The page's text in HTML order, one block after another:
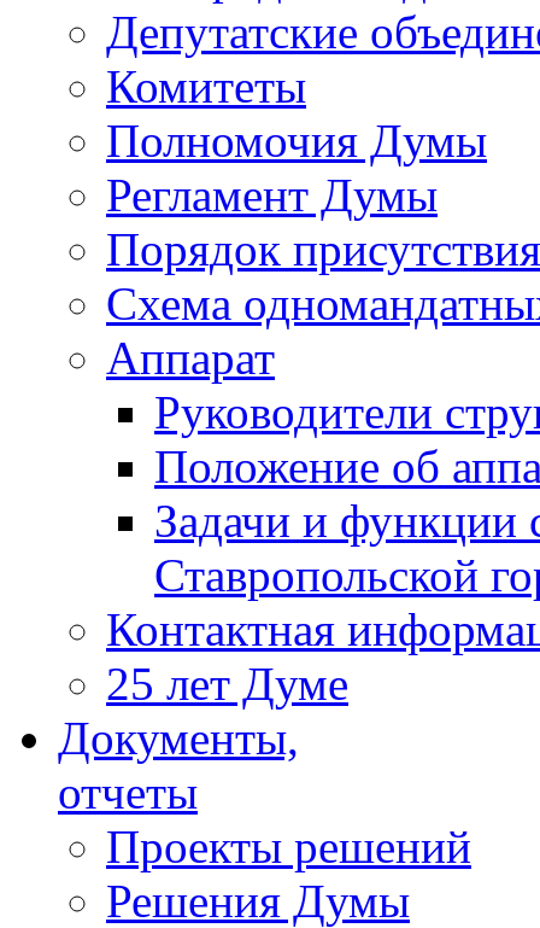
Депутатские
Комитеты
Полномочия Думы
Регламент Думы
Порядок
Схема
Аппарат
Руководители
Положение об
Задачи и функции
Ставропольской
Контактная
25 лет Думе
Документы,
отчеты
Проекты решений
Решения Думы